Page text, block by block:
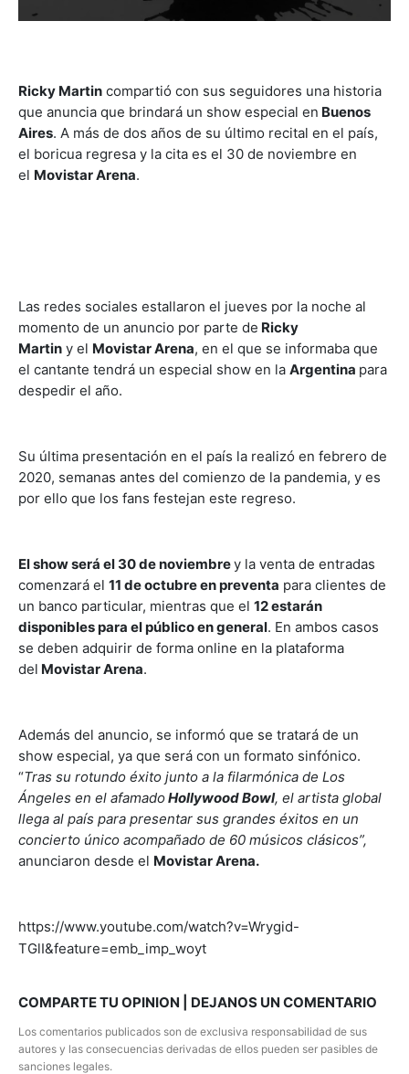
Ricky Martin compartió con sus seguidores una historia
que anuncia que brindará un show especial en Buenos
Aires. A más de dos años de su último recital en el país,
el boricua regresa y la cita es el 30 de noviembre en
el Movistar Arena.
Las redes sociales estallaron el jueves por la noche al
momento de un anuncio por parte de Ricky
Martin y el Movistar Arena, en el que se informaba que
el cantante tendrá un especial show en la Argentina para
despedir el año.
Su última presentación en el país la realizó en febrero de
2020, semanas antes del comienzo de la pandemia, y es
por ello que los fans festejan este regreso.
El show será el 30 de noviembrey la venta de entradas
comenzará el 11 de octubre en preventa para clientes de
un banco particular, mientras que el 12 estarán
disponibles para el público en general. En ambos casos
se deben adquirir de forma online en la plataforma
del Movistar Arena.
Además del anuncio, se informó que se tratará de un
show especial, ya que será con un formato sinfónico.
“Tras su rotundo éxito junto a la filarmónica de Los
Ángeles en el afamadoHollywood Bowl, el artista global
llega al país para presentar sus grandes éxitos en un
concierto único acompañado de 60 músicos clásicos”,
anunciaron desde el Movistar Arena.
https://www.youtube.com/watch?v=Wrygid-
TGlI&feature=emb_imp_woyt
COMPARTE TU OPINION | DEJANOS UN COMENTARIO
Los comentarios publicados son de exclusiva responsabilidad de sus
autores y las consecuencias derivadas de ellos pueden ser pasibles de
sanciones legales.